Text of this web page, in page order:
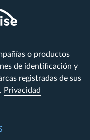
o productos
de identificación y
registradas de sus
Privacidad